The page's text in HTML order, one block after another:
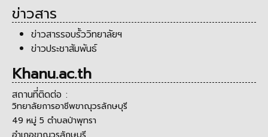
ข่าวสาร
ข่าวสารรอบรั้ววิทยาลัยฯ
ข่าวประชาสัมพันธ์
Khanu.ac.th
สถานที่ติดต่อ :
วิทยาลัยการอาชีพขาณุวรลักษบุรี
49 หมู่ 5 ตำบลป่าพุทรา